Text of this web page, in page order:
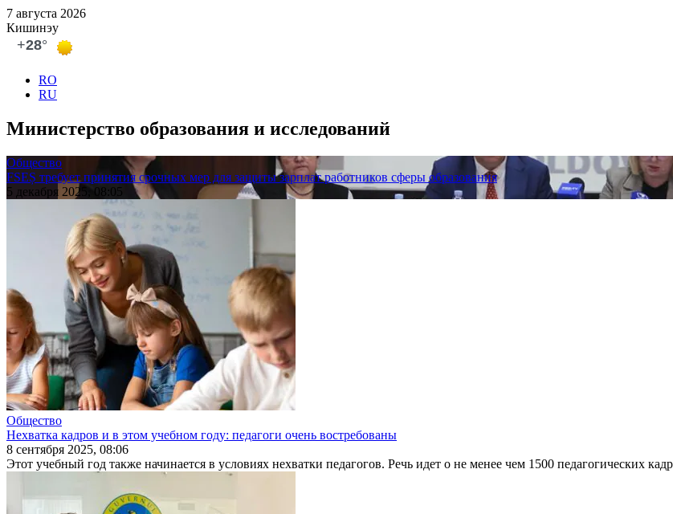
7 августа 2026
Кишинэу
RO
RU
Министерство образования и исследований
Общество
FSEȘ требует принятия срочных мер для защиты зарплат работников сферы образования
5 декабря 2025, 08:05
Общество
Нехватка кадров и в этом учебном году: педагоги очень востребованы
8 сентября 2025, 08:06
Этот учебный год также начинается в условиях нехватки педагогов. Речь идет о не менее чем 1500 педагогических